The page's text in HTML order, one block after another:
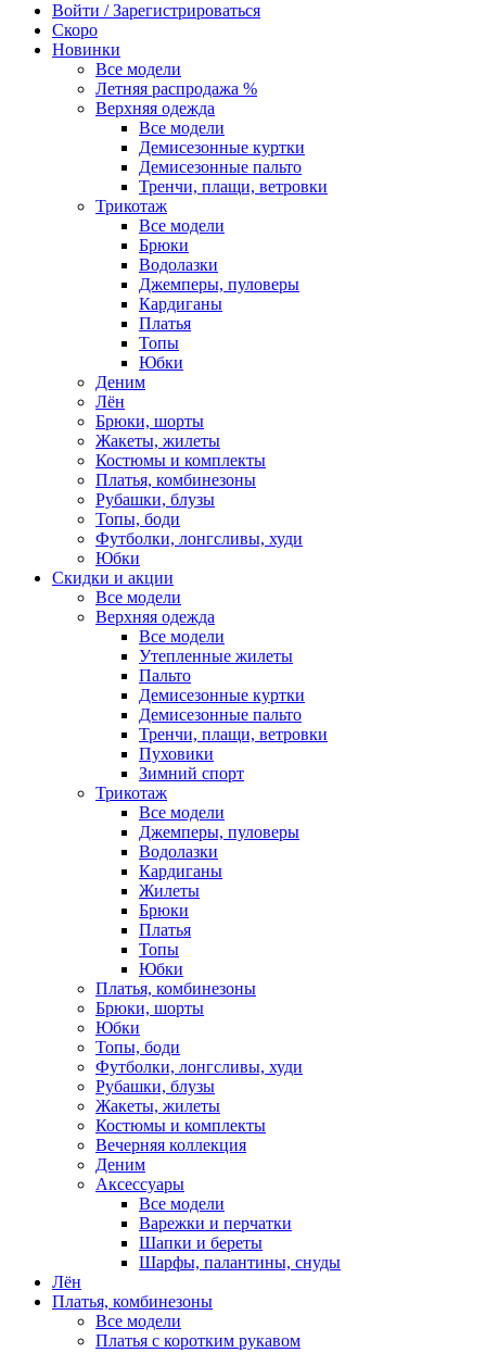
Войти / Зарегистрироваться
Скоро
Новинки
Все модели
Летняя распродажа %
Верхняя одежда
Все модели
Демисезонные куртки
Демисезонные пальто
Тренчи, плащи, ветровки
Трикотаж
Все модели
Брюки
Водолазки
Джемперы, пуловеры
Кардиганы
Платья
Топы
Юбки
Деним
Лён
Брюки, шорты
Жакеты, жилеты
Костюмы и комплекты
Платья, комбинезоны
Рубашки, блузы
Топы, боди
Футболки, лонгсливы, худи
Юбки
Скидки и акции
Все модели
Верхняя одежда
Все модели
Утепленные жилеты
Пальто
Демисезонные куртки
Демисезонные пальто
Тренчи, плащи, ветровки
Пуховики
Зимний спорт
Трикотаж
Все модели
Джемперы, пуловеры
Водолазки
Кардиганы
Жилеты
Брюки
Платья
Топы
Юбки
Платья, комбинезоны
Брюки, шорты
Юбки
Топы, боди
Футболки, лонгсливы, худи
Рубашки, блузы
Жакеты, жилеты
Костюмы и комплекты
Вечерняя коллекция
Деним
Аксессуары
Все модели
Варежки и перчатки
Шапки и береты
Шарфы, палантины, снуды
Лён
Платья, комбинезоны
Все модели
Платья с коротким рукавом